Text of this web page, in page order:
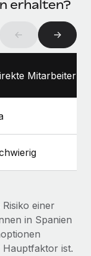
19 Ländern
Bereich der
erhalten?
← →
einer
in Spanien
ist.